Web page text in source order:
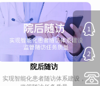
院后随访
实现智能化患者随访体系建设，